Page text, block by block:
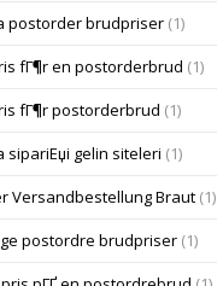
postorder brudpriser (1)
fГ¶r en postorderbrud (1)
fГ¶r postorderbrud (1)
sipariЕџi gelin siteleri (1)
Versandbestellung Braut (1)
postordre brudpriser (1)